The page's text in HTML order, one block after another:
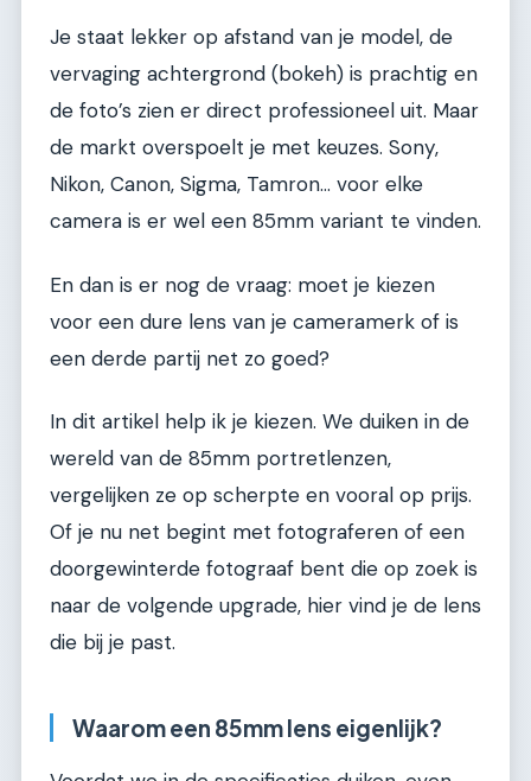
Je staat lekker op afstand van je model, de
vervaging achtergrond (bokeh) is prachtig en
de foto’s zien er direct professioneel uit. Maar
de markt overspoelt je met keuzes. Sony,
Nikon, Canon, Sigma, Tamron… voor elke
camera is er wel een 85mm variant te vinden.
En dan is er nog de vraag: moet je kiezen
voor een dure lens van je cameramerk of is
een derde partij net zo goed?
In dit artikel help ik je kiezen. We duiken in de
wereld van de 85mm portretlenzen,
vergelijken ze op scherpte en vooral op prijs.
Of je nu net begint met fotograferen of een
doorgewinterde fotograaf bent die op zoek is
naar de volgende upgrade, hier vind je de lens
die bij je past.
Waarom een 85mm lens eigenlijk?